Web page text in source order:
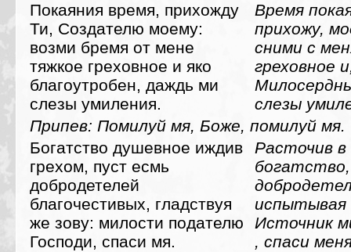
Покаяния время, прихожду
Ти, Создателю моему:
возми бремя от мене
тяжкое греховное и яко
благоутробен, даждь ми
слезы умиления.
Время
прихожу,
сними с
греховное
слезы
Припев: Помилуй мя, Боже, помилуй мя.
Богатство душевное иждив
грехом, пуст есмь
добродетелей
благочестивых, гладствуя
же зову: милости подателю
Господи, спаси мя.
Расточив в
испытывая
Источник
, спаси